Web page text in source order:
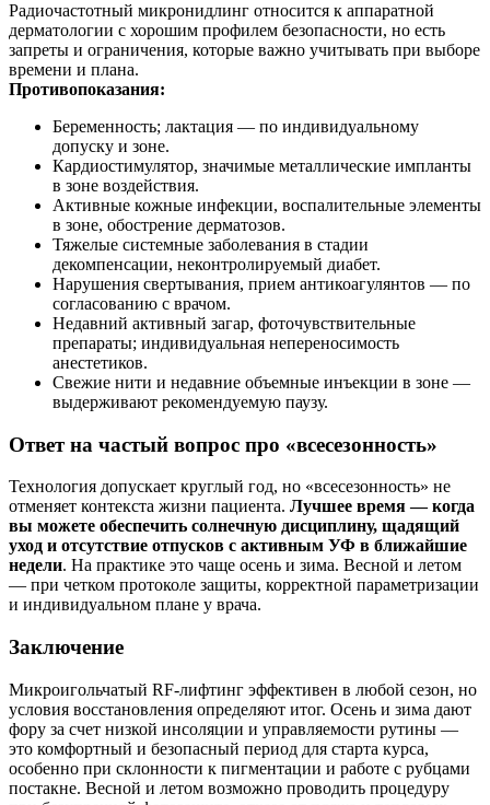
Радиочастотный микронидлинг относится к аппаратной
дерматологии с хорошим профилем безопасности, но есть
запреты и ограничения, которые важно учитывать при выборе
времени и плана.
Противопоказания:
Беременность; лактация — по индивидуальному
допуску и зоне.
Кардиостимулятор, значимые металлические импланты
в зоне воздействия.
Активные кожные инфекции, воспалительные элементы
в зоне, обострение дерматозов.
Тяжелые системные заболевания в стадии
декомпенсации, неконтролируемый диабет.
Нарушения свертывания, прием антикоагулянтов — по
согласованию с врачом.
Недавний активный загар, фоточувствительные
препараты; индивидуальная непереносимость
анестетиков.
Свежие нити и недавние объемные инъекции в зоне —
выдерживают рекомендуемую паузу.
Ответ на частый вопрос про «всесезонность»
Технология допускает круглый год, но «всесезонность» не
отменяет контекста жизни пациента. Лучшее время — когда
вы можете обеспечить солнечную дисциплину, щадящий
уход и отсутствие отпусков с активным УФ в ближайшие
недели. На практике это чаще осень и зима. Весной и летом
— при четком протоколе защиты, корректной параметризации
и индивидуальном плане у врача.
Заключение
Микроигольчатый RF‑лифтинг эффективен в любой сезон, но
условия восстановления определяют итог. Осень и зима дают
фору за счет низкой инсоляции и управляемости рутины —
это комфортный и безопасный период для старта курса,
особенно при склонности к пигментации и работе с рубцами
постакне. Весной и летом возможно проводить процедуру